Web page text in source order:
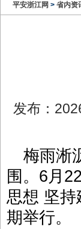
平安浙江网 > 省内资
发布：
梅雨淅
围。6月
思想 坚持
期举行。